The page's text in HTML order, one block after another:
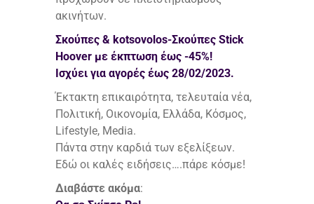
ακινήτων.
Σκούπες & kotsovolos-Σκούπες Stick
Hoover με έκπτωση έως -45%!
Ισχύει για αγορές έως 28/02/2023.
Έκτακτη επικαιρότητα, τελευταία νέα,
Πολιτική, Οικονομία, Ελλάδα, Κόσμος,
Lifestyle, Media.
Πάντα στην καρδιά των εξελίξεων.
Εδώ οι καλές ειδήσεις….πάρε κόσμε!
Διαβάστε ακόμα: